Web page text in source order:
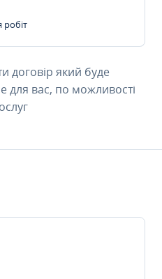
робіт
договір який буде
для вас, по можливості